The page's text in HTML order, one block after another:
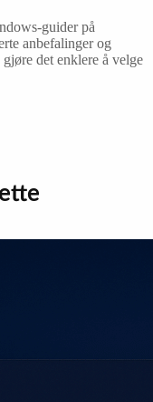
&
guider på
anbefalinger og
det enklere å velge